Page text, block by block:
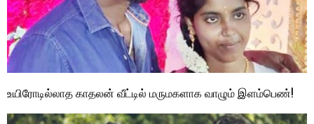
உயிரோடில்லாத காதலன் வீட்டில் மருமகளாக வாழும் இளம்பெண்!